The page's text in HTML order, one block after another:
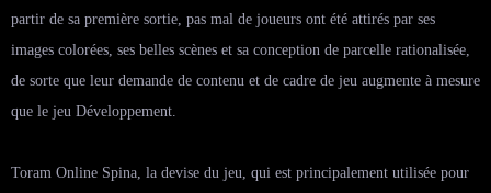
partir de sa première sortie, pas mal de joueurs ont été attirés par ses
images colorées, ses belles scènes et sa conception de parcelle rationalisée,
de sorte que leur demande de contenu et de cadre de jeu augmente à mesure
que le jeu Développement.
Toram Online Spina, la devise du jeu, qui est principalement utilisée pour